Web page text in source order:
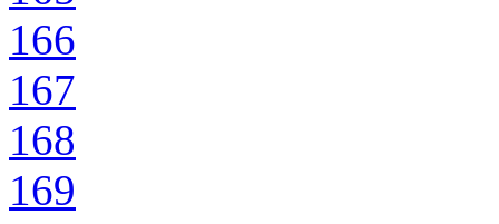
166
167
168
169